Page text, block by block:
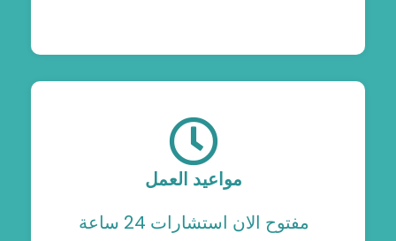
مواعيد العمل
مفتوح الان استشارات 24 ساعة